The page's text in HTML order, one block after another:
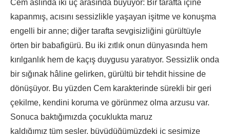
Cem aslında iki uç arasında büyüyor: Bir tarafta içine
kapanmış, acısını sessizlikle yaşayan işitme ve konuşma
engelli bir anne; diğer tarafta sevgisizliğini gürültüyle
örten bir babafigürü. Bu iki zıtlık onun dünyasında hem
kırılganlık hem de kaçış duygusu yaratıyor. Sessizlik onda
bir sığınak hâline gelirken, gürültü bir tehdit hissine de
dönüşüyor. Bu yüzden Cem karakterinde sürekli bir geri
çekilme, kendini koruma ve görünmez olma arzusu var.
Sonuca baktığımızda çocuklukta maruz
kaldığımız tüm sesler, büyüdüğümüzdeki iç sesimize